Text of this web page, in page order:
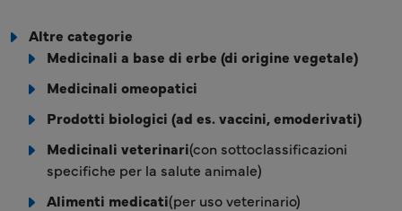
Altre categorie
Medicinali a base di erbe (di origine vegetale)
Medicinali omeopatici
Prodotti biologici (ad es. vaccini, emoderivati)
Medicinali veterinari(con sottoclassificazioni
specifiche per la salute animale)
Alimenti medicati(per uso veterinario)